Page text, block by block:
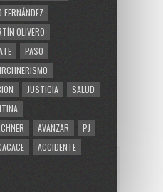
FERNÁNDEZ
OLIVERO
PASO
JUSTICIA
SALUD
AVANZAR
PJ
ACCIDENTE